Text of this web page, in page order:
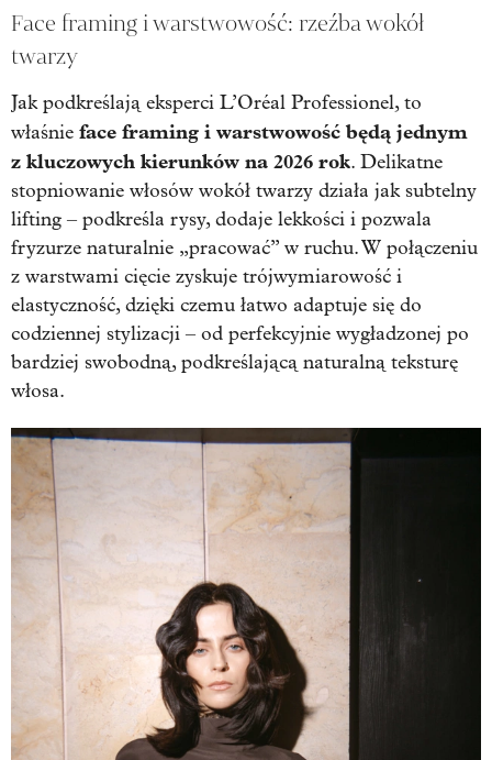
Face framing i warstwowość: rzeźba wokół
twarzy
Jak podkreślają eksperci L’Oréal Professionel, to
właśnie face framing i warstwowość będą jednym
z kluczowych kierunków na 2026 rok. Delikatne
stopniowanie włosów wokół twarzy działa jak subtelny
lifting – podkreśla rysy, dodaje lekkości i pozwala
fryzurze naturalnie „pracować” w ruchu. W połączeniu
z warstwami cięcie zyskuje trójwymiarowość i
elastyczność, dzięki czemu łatwo adaptuje się do
codziennej stylizacji – od perfekcyjnie wygładzonej po
bardziej swobodną, podkreślającą naturalną teksturę
włosa.